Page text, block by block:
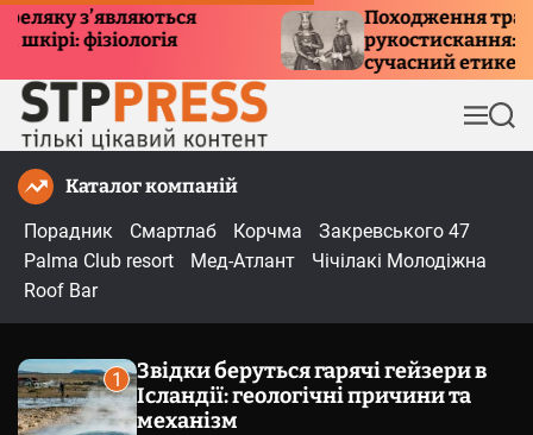
з’являються
Походження традиції
рукостискання: історія,
сучасний етикет
М
е
П
о
Каталог компаній
Порадник
Смартлаб Корчма
Закревського 47
Palma Club resort
Мед-Атлант
Чічілакі Молодіжна
Roof Bar
1
Звідки беруться гарячі гейзери в
Ісландії: геологічні причини та
механізм